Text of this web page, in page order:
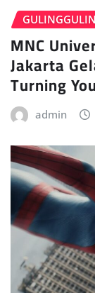
MNC
Jakarta
Turning
admin